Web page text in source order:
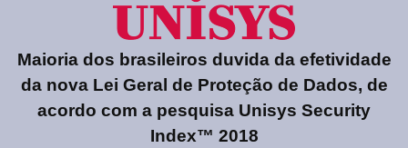
Maioria dos brasileiros duvida da efetividade
da nova Lei Geral de Proteção de Dados, de
acordo com a pesquisa Unisys Security
Index™ 2018